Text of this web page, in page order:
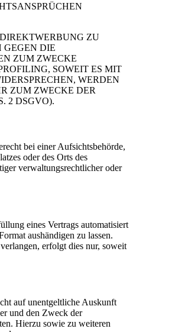
ZU
GEGEN DIE
ZUM ZWECKE
SOWEIT ES MIT
WERDEN
ZUM ZWECKE DER
2 DSGVO).
bei einer Aufsichtsbehörde,
oder des Orts des
verwaltungsrechtlicher oder
eines Vertrags automatisiert
aushändigen zu lassen.
erfolgt dies nur, soweit
auf unentgeltliche Auskunft
und den Zweck der
Hierzu sowie zu weiteren